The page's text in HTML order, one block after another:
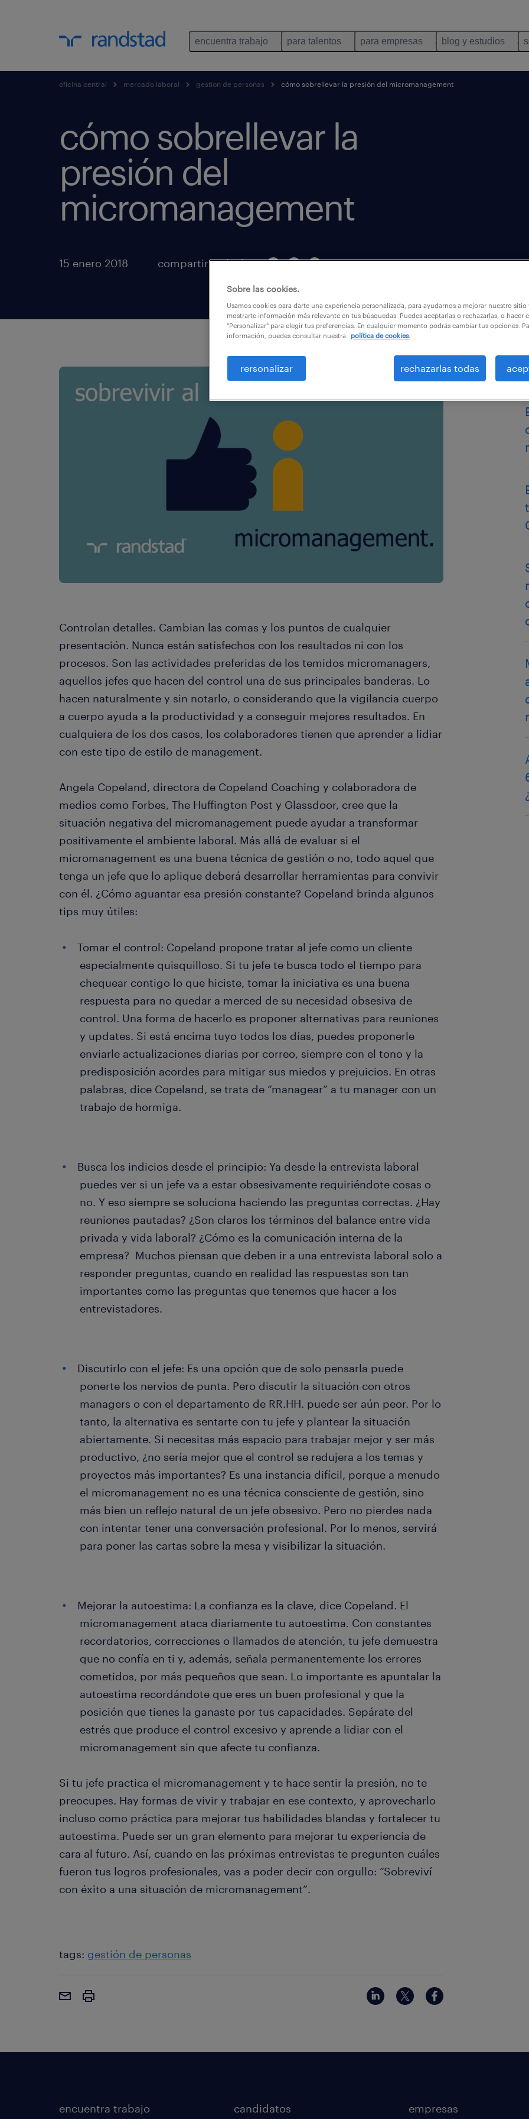
encuentra trabajo para talentos para empresas blog y estudios
oficina central mercado laboral gestion de personas cómo sobrellevar la presión del micromanagement
cómo sobrellevar la
presión del
micromanagement
15 enero 2018 compartir artículos
Controlan detalles. Cambian las comas y los puntos de cualquier
presentación. Nunca están satisfechos con los resultados ni con los
procesos. Son las actividades preferidas de los temidos micromanagers,
aquellos jefes que hacen del control una de sus principales banderas. Lo
hacen naturalmente y sin notarlo, o considerando que la vigilancia cuerpo
a cuerpo ayuda a la productividad y a conseguir mejores resultados. En
cualquiera de los dos casos, los colaboradores tienen que aprender a lidiar
con este tipo de estilo de management.
Angela Copeland, directora de Copeland Coaching y colaboradora de
medios como Forbes, The Huffington Post y Glassdoor, cree que la
situación negativa del micromanagement puede ayudar a transformar
positivamente el ambiente laboral. Más allá de evaluar si el
micromanagement es una buena técnica de gestión o no, todo aquel que
tenga un jefe que lo aplique deberá desarrollar herramientas para convivir
con él. ¿Cómo aguantar esa presión constante? Copeland brinda algunos
tips muy útiles:
Tomar el control: Copeland propone tratar al jefe como un cliente
especialmente quisquilloso. Si tu jefe te busca todo el tiempo para
chequear contigo lo que hiciste, tomar la iniciativa es una buena
respuesta para no quedar a merced de su necesidad obsesiva de
control. Una forma de hacerlo es proponer alternativas para reuniones
y updates. Si está encima tuyo todos los días, puedes proponerle
enviarle actualizaciones diarias por correo, siempre con el tono y la
predisposición acordes para mitigar sus miedos y prejuicios. En otras
palabras, dice Copeland, se trata de “managear” a tu manager con un
trabajo de hormiga.
Busca los indicios desde el principio: Ya desde la entrevista laboral
puedes ver si un jefe va a estar obsesivamente requiriéndote cosas o
no. Y eso siempre se soluciona haciendo las preguntas correctas. ¿Hay
reuniones pautadas? ¿Son claros los términos del balance entre vida
privada y vida laboral? ¿Cómo es la comunicación interna de la
empresa? Muchos piensan que deben ir a una entrevista laboral solo a
responder preguntas, cuando en realidad las respuestas son tan
importantes como las preguntas que tenemos que hacer a los
entrevistadores.
Discutirlo con el jefe: Es una opción que de solo pensarla puede
ponerte los nervios de punta. Pero discutir la situación con otros
managers o con el departamento de RR.HH. puede ser aún peor. Por lo
tanto, la alternativa es sentarte con tu jefe y plantear la situación
abiertamente. Si necesitas más espacio para trabajar mejor y ser más
productivo, ¿no sería mejor que el control se redujera a los temas y
proyectos más importantes? Es una instancia difícil, porque a menudo
el micromanagement no es una técnica consciente de gestión, sino
más bien un reflejo natural de un jefe obsesivo. Pero no pierdes nada
con intentar tener una conversación profesional. Por lo menos, servirá
para poner las cartas sobre la mesa y visibilizar la situación.
Mejorar la autoestima: La confianza es la clave, dice Copeland. El
micromanagement ataca diariamente tu autoestima. Con constantes
recordatorios, correcciones o llamados de atención, tu jefe demuestra
que no confía en ti y, además, señala permanentemente los errores
cometidos, por más pequeños que sean. Lo importante es apuntalar la
autoestima recordándote que eres un buen profesional y que la
posición que tienes la ganaste por tus capacidades. Sepárate del
estrés que produce el control excesivo y aprende a lidiar con el
micromanagement sin que afecte tu confianza.
Si tu jefe practica el micromanagement y te hace sentir la presión, no te
preocupes. Hay formas de vivir y trabajar en ese contexto, y aprovecharlo
incluso como práctica para mejorar tus habilidades blandas y fortalecer tu
autoestima. Puede ser un gran elemento para mejorar tu experiencia de
cara al futuro. Así, cuando en las próximas entrevistas te pregunten cuáles
fueron tus logros profesionales, vas a poder decir con orgullo: “Sobreviví
con éxito a una situación de micromanagement”.
tags: gestión de personas
encuentra trabajo candidatos empresas
Sobre las cookies.
Usamos cookies para darte una experiencia personalizada, para ayudarnos a mejorar nuestro sitio
mostrarte información más relevante en tus búsquedas. Puedes aceptarlas o rechazarlas, o hacer
"Personalizar" para elegir tus preferencias. En cualquier momento podrás cambiar tus opciones.
información, puedes consultar nuestra
política de cookies.
rersonalizar rechazarlas todas